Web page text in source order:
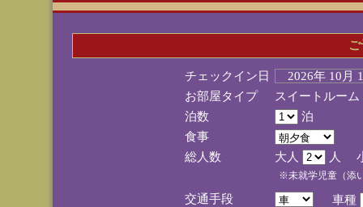
チェックイン日
2026年 10
お部屋タイプ
スイートルー
泊数
泊
食事
総人数
大人 人
※未就学児童（添
交通手段
車種